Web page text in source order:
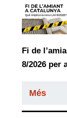
Fi de
8/2026 per
Més